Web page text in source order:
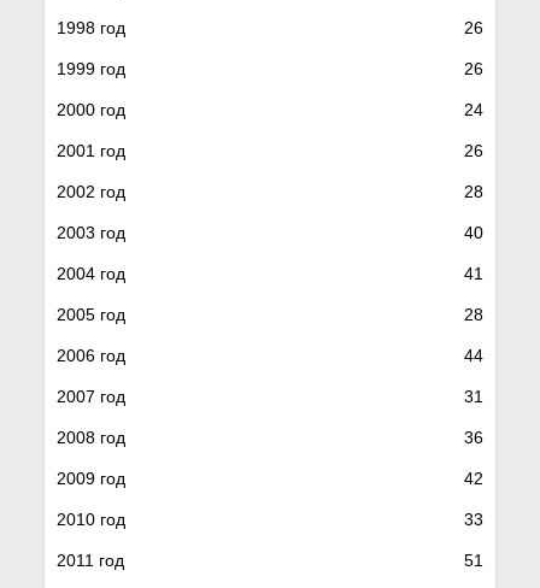
1998 год 26
1999 год 26
2000 год 24
2001 год 26
2002 год 28
2003 год 40
2004 год 41
2005 год 28
2006 год 44
2007 год 31
2008 год 36
2009 год 42
2010 год 33
2011 год 51